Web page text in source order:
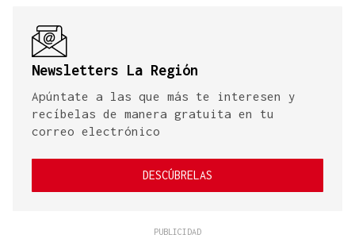
Newsletters La Región
Apúntate a las que más te interesen y
recíbelas de manera gratuita en tu
correo electrónico
DESCÚBRELAS